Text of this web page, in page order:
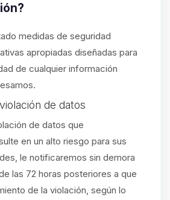
medidas de seguridad
apropiadas diseñadas para
de cualquier información
de datos
de datos que
en un alto riesgo para sus
le notificaremos sin demora
las 72 horas posteriores a que
de la violación, según lo